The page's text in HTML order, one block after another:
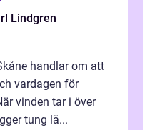
Lindgren
handlar om att
vardagen för
vinden tar i över
tung lä...